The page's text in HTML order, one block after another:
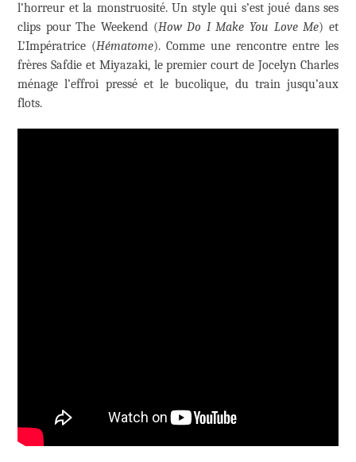
l’horreur et la monstruosité. Un style qui s’est joué dans ses
clips pour The Weekend (How Do I Make You Love Me) et
L’Impératrice (Hématome). Comme une rencontre entre les
frères Safdie et Miyazaki, le premier court de Jocelyn Charles
ménage l’effroi pressé et le bucolique, du train jusqu’aux
flots.